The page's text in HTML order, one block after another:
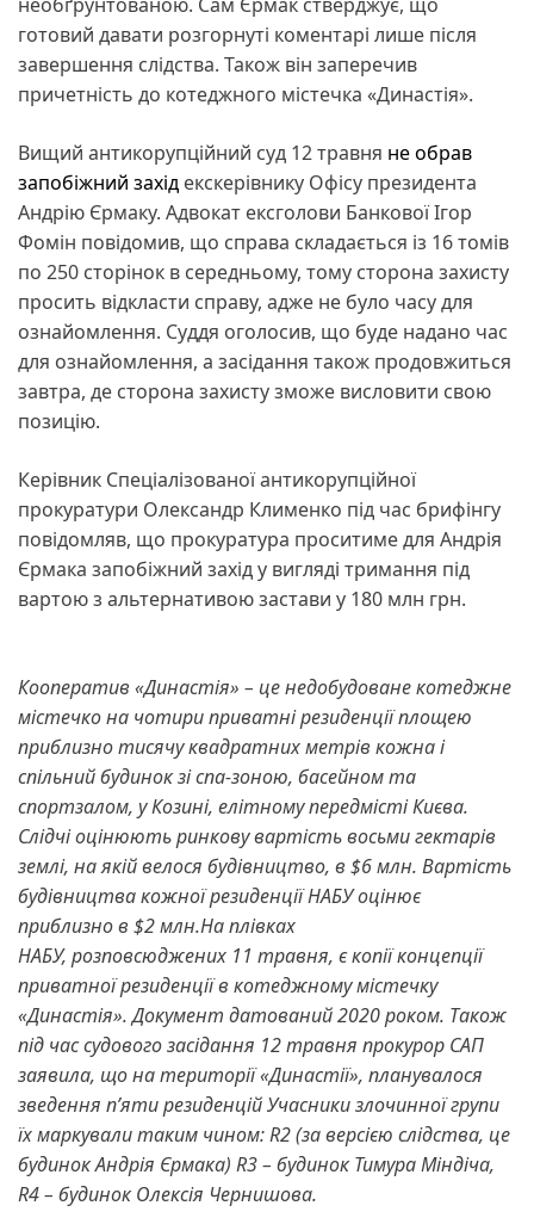
готовий давати розгорнуті коментарі лише після
завершення слідства. Також він заперечив
причетність до котеджного містечка «Династія».
Вищий антикорупційний суд 12 травня не обрав
запобіжний захід екскерівнику Офісу президента
Андрію Єрмаку. Адвокат ексголови Банкової Ігор
Фомін повідомив, що справа складається із 16 томів
по 250 сторінок в середньому, тому сторона захисту
просить відкласти справу, адже не було часу для
ознайомлення. Суддя оголосив, що буде надано час
для ознайомлення, а засідання також продовжиться
завтра, де сторона захисту зможе висловити свою
позицію.
Керівник Спеціалізованої антикорупційної
прокуратури Олександр Клименко під час брифінгу
повідомляв, що прокуратура проситиме для Андрія
Єрмака запобіжний захід у вигляді тримання під
вартою з альтернативою застави у 180 млн грн.
Кооператив «Династія» – це недобудоване котеджне
містечко на чотири приватні резиденції площею
приблизно тисячу квадратних метрів кожна і
спільний будинок зі спа-зоною, басейном та
спортзалом, у Козині, елітному передмісті Києва.
Слідчі оцінюють ринкову вартість восьми гектарів
землі, на якій велося будівництво, в $6 млн. Вартість
будівництва кожної резиденції НАБУ оцінює
приблизно в $2 млн.На плівках
НАБУ, розповсюджених 11 травня, є копії концепції
приватної резиденції в котеджному містечку
«Династія». Документ датований 2020 роком. Також
під час судового засідання 12 травня прокурор САП
заявила, що на території «Династії», планувалося
зведення п’яти резиденцій Учасники злочинної групи
їх маркували таким чином: R2 (за версією слідства, це
будинок Андрія Єрмака) R3 – будинок Тимура Міндіча,
R4 – будинок Олексія Чернишова.